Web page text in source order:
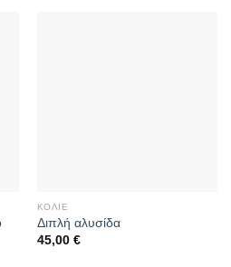
ΚΟΛΙΈ
Διπλή αλυσίδα
45,00 €